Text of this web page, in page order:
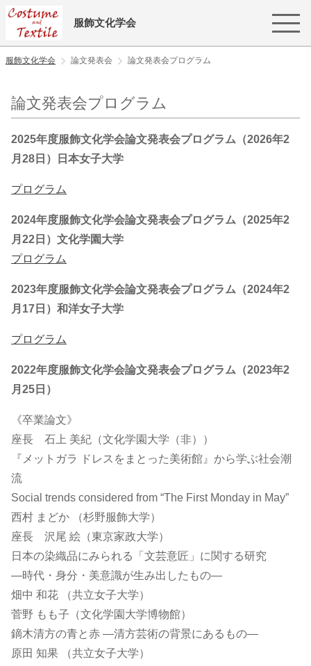
服飾文化学会
服飾文化学会 論文発表会 論文発表会プログラム
論文発表会プログラム
2025年度服飾文化学会論文発表会プログラム（2026年2
月28日）日本女子大学
プログラム
2024年度服飾文化学会論文発表会プログラム（2025年2
月22日）文化学園大学
プログラム
2023年度服飾文化学会論文発表会プログラム（2024年2
月17日）和洋女子大学
プログラム
2022年度服飾文化学会論文発表会プログラム（2023年2
月25日）
《卒業論文》
座長 石上 美紀（文化学園大学（非））
『メットガラ ドレスをまとった美術館』から学ぶ社会潮
流
Social trends considered from “The First Monday in May”
西村 まどか （杉野服飾大学）
座長 沢尾 絵（東京家政大学）
日本の染織品にみられる「文芸意匠」に関する研究
―時代・身分・美意識が生み出したもの―
畑中 和花 （共立女子大学）
菅野 もも子（文化学園大学博物館）
鏑木清方の青と赤 ―清方芸術の背景にあるもの―
原田 知果 （共立女子大学）